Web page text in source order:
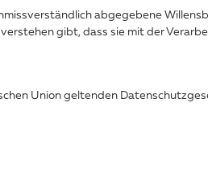
abgegebene
gibt, dass sie mit der
Union geltenden